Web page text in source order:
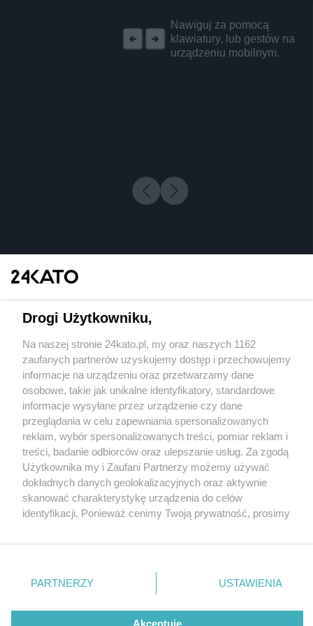
Nawiguj za pomocą
klawiatury, lub gestów na
urządzeniu mobilnym.
1 / 0
Wydawca mediów lokalnych
Nie zapomnij
zapoznać się z:
polityką prywatności regulamin korzystania z portali
Twojemiasto
Piekary Śląskie
Chorzów
Tarnowskie Góry
Gliwice
Skontakuj sięz nami
Kontakt
Wydawca
Redakcja
Drogi Użytkowniku,
Na naszej stronie 24kato.pl, my oraz naszych 1162
zaufanych partnerów uzyskujemy dostęp i przechowujemy
informacje na urządzeniu oraz przetwarzamy dane
osobowe, takie jak unikalne identyfikatory, standardowe
informacje wysyłane przez urządzenie czy dane
przeglądania w celu zapewniania spersonalizowanych
reklam, wybór spersonalizowanych treści, pomiar reklam i
treści, badanie odbiorców oraz ulepszanie usług. Za zgodą
Użytkownika my i Zaufani Partnerzy możemy używać
dokładnych danych geolokalizacyjnych oraz aktywnie
skanować charakterystykę urządzenia do celów
identyfikacji. Ponieważ cenimy Twoją prywatność, prosimy
prywatności znajdujący się w lewym dolnym rogu strony
. Niektóre rodzaje przetwarzania danych nie wymagają
zgody użytkownika, ale masz prawo sprzeciwić się
takiemu przetwarzaniu. Preferencje będą miały
PARTNERZY USTAWIENIA
Akceptuję